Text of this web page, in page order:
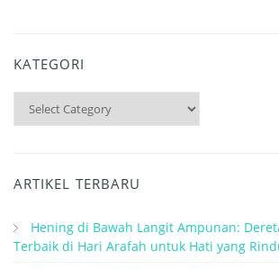
KATEGORI
Kategori
ARTIKEL TERBARU
Hening di Bawah Langit Ampunan:
Terbaik di Hari Arafah untuk Hati yang